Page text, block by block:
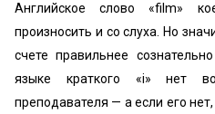
Английское слово «film»
произносить и со слуха. Но
счете правильнее
языке краткого «i» нет
преподавателя — а если его